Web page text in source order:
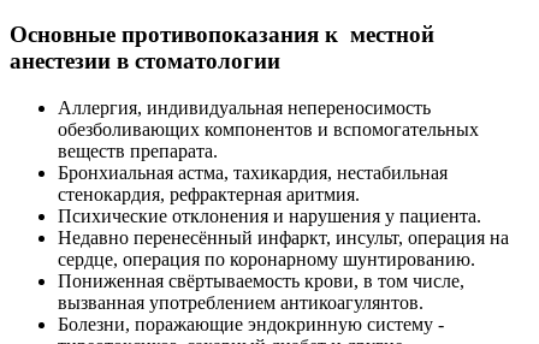
Основные противопоказания к местной
анестезии в стоматологии
Аллергия, индивидуальная непереносимость
обезболивающих компонентов и вспомогательных
веществ препарата.
Бронхиальная астма, тахикардия, нестабильная
стенокардия, рефрактерная аритмия.
Психические отклонения и нарушения у пациента.
Недавно перенесённый инфаркт, инсульт, операция на
сердце, операция по коронарному шунтированию.
Пониженная свёртываемость крови, в том числе,
вызванная употреблением антикоагулянтов.
Болезни, поражающие эндокринную систему -